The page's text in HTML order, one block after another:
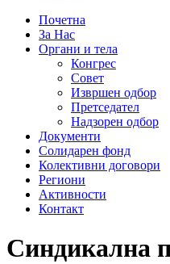
Почетна
За Нас
Органи и тела
Конгрес
Совет
Извршен одбор
Претседател
Надзорен одбор
Документи
Солидарен фонд
Колективни договори
Региони
Активности
Контакт
Синдикална